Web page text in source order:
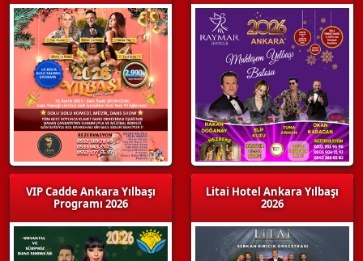
VIP Cadde Ankara Yılbaşı
Programı 2026
Litai Hotel Ankara Yılbaşı
2026